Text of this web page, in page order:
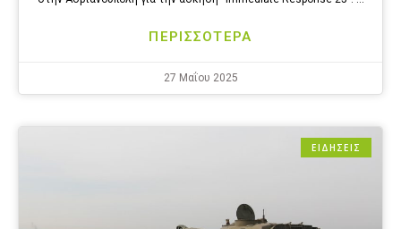
ΠΕΡΙΣΣΟΤΕΡΑ
27 Μαΐου 2025
ΕΙΔΗΣΕΙΣ